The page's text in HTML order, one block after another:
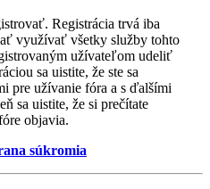
Registrácia trvá iba
využívať všetky služby tohto
užívateľom udeliť
sa uistite, že ste sa
pre užívanie fóra a s ďalšími
sa uistite, že si prečítate
objavia.
súkromia